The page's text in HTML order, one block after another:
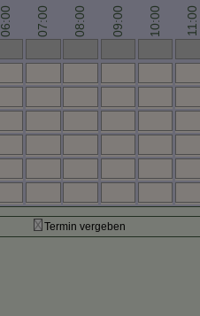
06:00 07:00 08:00 09:00 10:00 11:00
Termin vergeben